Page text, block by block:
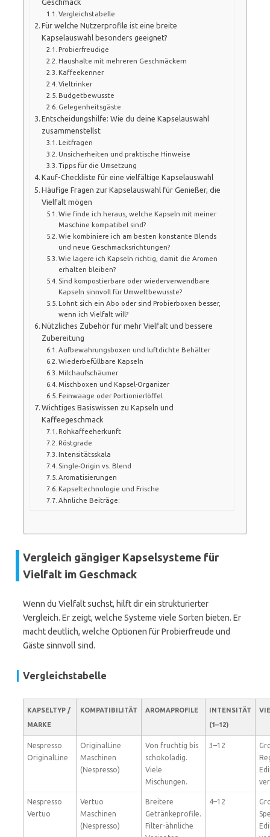
Vergleichstabelle
Für welche Nutzerprofile ist eine breite
Kapselauswahl besonders geeignet?
Probierfreudige
Haushalte mit mehreren Geschmäckern
Kaffeekenner
Vieltrinker
Budgetbewusste
Gelegenheitsgäste
Entscheidungshilfe: Wie du deine Kapselauswahl
zusammenstellst
Leitfragen
Unsicherheiten und praktische Hinweise
Tipps für die Umsetzung
Kauf-Checkliste für eine vielfältige Kapselauswahl
Häufige Fragen zur Kapselauswahl für Genießer, die
Vielfalt mögen
Wie finde ich heraus, welche Kapseln mit meiner
Maschine kompatibel sind?
Wie kombiniere ich am besten konstante Blends
und neue Geschmacksrichtungen?
Wie lagere ich Kapseln richtig, damit die Aromen
erhalten bleiben?
Sind kompostierbare oder wiederverwendbare
Kapseln sinnvoll für Umweltbewusste?
Lohnt sich ein Abo oder sind Probierboxen besser,
wenn ich Vielfalt will?
Nützliches Zubehör für mehr Vielfalt und bessere
Zubereitung
Aufbewahrungsboxen und luftdichte Behälter
Wiederbefüllbare Kapseln
Milchaufschäumer
Mischboxen und Kapsel-Organizer
Feinwaage oder Portionierlöffel
Wichtiges Basiswissen zu Kapseln und
Kaffeegeschmack
Rohkaffeeherkunft
Röstgrade
Intensitätsskala
Single-Origin vs. Blend
Aromatisierungen
Kapseltechnologie und Frische
Ähnliche Beiträge:
Vergleich gängiger Kapselsysteme für
Vielfalt im Geschmack
Wenn du Vielfalt suchst, hilft dir ein strukturierter
Vergleich. Er zeigt, welche Systeme viele Sorten bieten. Er
macht deutlich, welche Optionen für Probierfreude und
Gäste sinnvoll sind.
Vergleichstabelle
KAPSELTYP /
MARKE
KOMPATIBILITÄT AROMAPROFILE
INTENSITÄT
(1–12)
Nespresso
OriginalLine
OriginalLine
Maschinen
(Nespresso)
Von fruchtig bis
schokoladig.
Viele
Mischungen.
3–12
Nespresso
Vertuo
Vertuo
Maschinen
(Nespresso)
Breitere
Getränkeprofile.
Filter-ähnliche
4–12